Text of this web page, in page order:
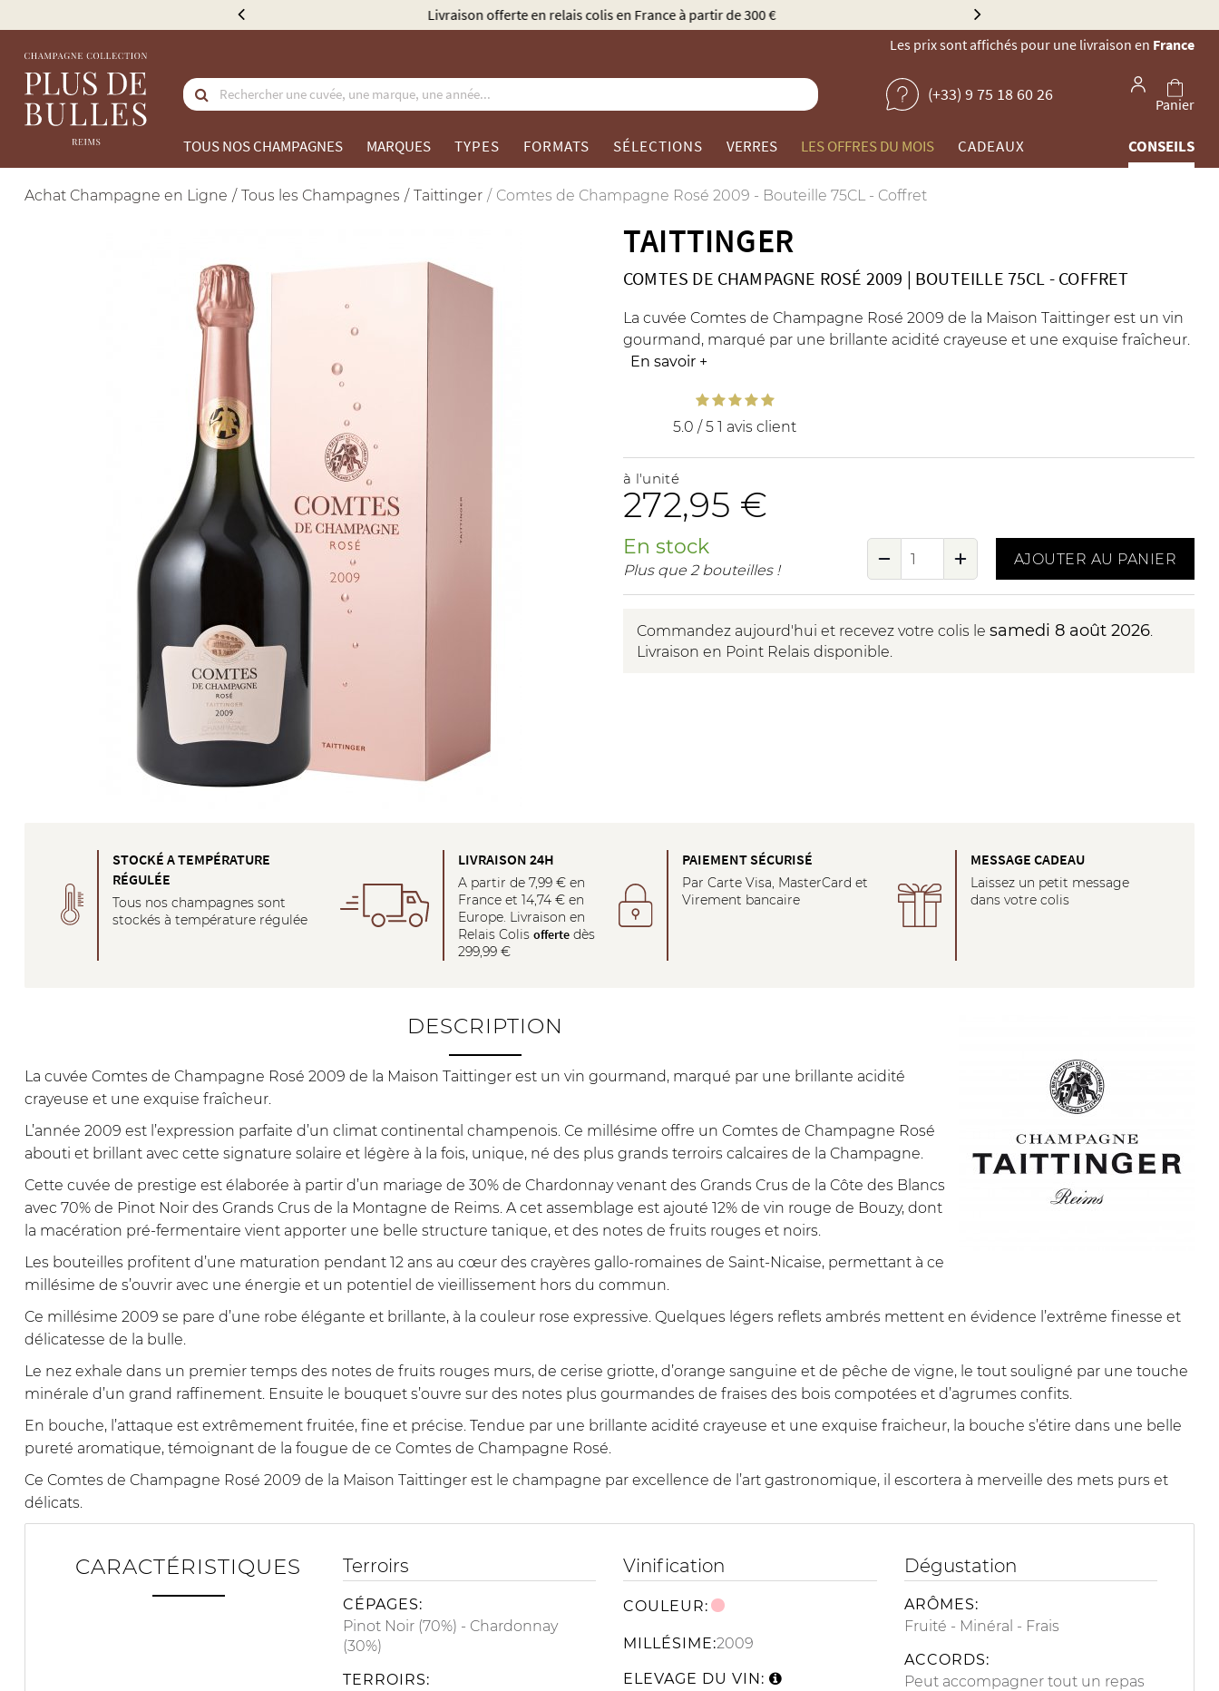
Élu Meilleur Caviste Champagne par Gault & Millau
Les prix sont affichés pour une livraison en France
(+33) 9 75 18 60 26
Panier
TOUS NOS CHAMPAGNES MARQUES TYPES FORMATS SÉLECTIONS VERRES LES OFFRES DU MOIS CADEAUX CONSEILS
Achat Champagne en Ligne Tous les Champagnes Taittinger Comtes de Champagne Rosé 2009 - Bouteille 75CL - Coffret
TAITTINGER
COMTES DE CHAMPAGNE ROSÉ 2009 | BOUTEILLE 75CL - COFFRET
La cuvée Comtes de Champagne Rosé 2009 de la Maison Taittinger est un vin
gourmand, marqué par une brillante acidité crayeuse et une exquise fraîcheur.
En savoir +
5.0 / 51 avis client
à l'unité
272,95 €
En stock
Plus que 2 bouteilles !
AJOUTER AU PANIER
Commandez aujourd'hui et recevez votre colis le samedi 8 août 2026.
Livraison en Point Relais disponible.
STOCKÉ A TEMPÉRATURE
RÉGULÉE
Tous nos champagnes sont
stockés à température régulée
LIVRAISON 24H
A partir de 7,99 € en
France et 14,74 € en
Europe. Livraison en
Relais Colisofferte dès
299,99 €
PAIEMENT SÉCURISÉ
Par Carte Visa, MasterCard et
Virement bancaire
MESSAGE CADEAU
Laissez un petit message
dans votre colis
DESCRIPTION
La cuvée Comtes de Champagne Rosé 2009 de la Maison Taittinger est un vin gourmand, marqué par une brillante acidité
crayeuse et une exquise fraîcheur.
L’année 2009 est l’expression parfaite d’un climat continental champenois. Ce millésime offre un Comtes de Champagne Rosé
abouti et brillant avec cette signature solaire et légère à la fois, unique, né des plus grands terroirs calcaires de la Champagne.
Cette cuvée de prestige est élaborée à partir d’un mariage de 30% de Chardonnay venant des Grands Crus de la Côte des Blancs
avec 70% de Pinot Noir des Grands Crus de la Montagne de Reims. A cet assemblage est ajouté 12% de vin rouge de Bouzy, dont
la macération pré-fermentaire vient apporter une belle structure tanique, et des notes de fruits rouges et noirs.
Les bouteilles profitent d’une maturation pendant 12 ans au cœur des crayères gallo-romaines de Saint-Nicaise, permettant à ce
millésime de s’ouvrir avec une énergie et un potentiel de vieillissement hors du commun.
Ce millésime 2009 se pare d’une robe élégante et brillante, à la couleur rose expressive. Quelques légers reflets ambrés mettent en évidence l’extrême finesse et
délicatesse de la bulle.
Le nez exhale dans un premier temps des notes de fruits rouges murs, de cerise griotte, d’orange sanguine et de pêche de vigne, le tout souligné par une touche
minérale d’un grand raffinement. Ensuite le bouquet s’ouvre sur des notes plus gourmandes de fraises des bois compotées et d’agrumes confits.
En bouche, l’attaque est extrêmement fruitée, fine et précise. Tendue par une brillante acidité crayeuse et une exquise fraicheur, la bouche s’étire dans une belle
pureté aromatique, témoignant de la fougue de ce Comtes de Champagne Rosé.
Ce Comtes de Champagne Rosé 2009 de la Maison Taittinger est le champagne par excellence de l’art gastronomique, il escortera à merveille des mets purs et
délicats.
CARACTÉRISTIQUES Terroirs
CÉPAGES:
Pinot Noir (70%)
Chardonnay
(30%)
TERROIRS:
Vinification
COULEUR:
MILLÉSIME:2009
ELEVAGE DU VIN:
Dégustation
ARÔMES:
Fruité
Minéral
Frais
ACCORDS:
Peut accompagner tout un repas